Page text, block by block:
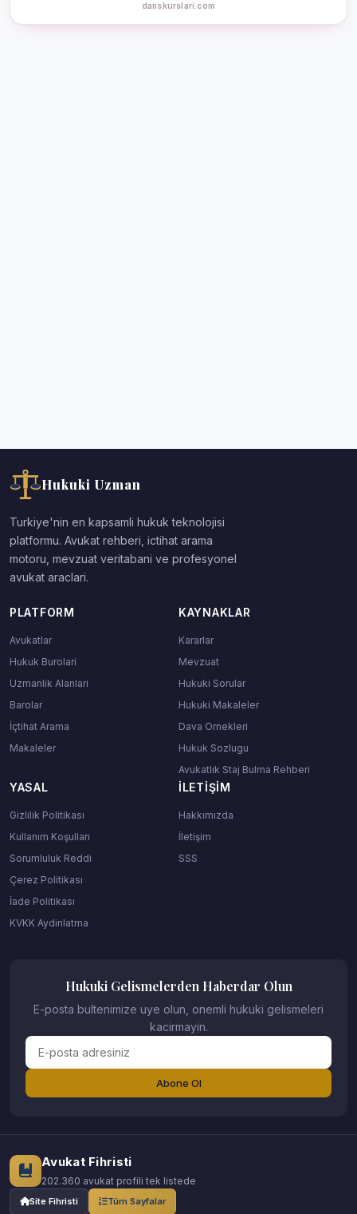
danskurslari.com
Hukuki Uzman
Turkiye'nin en kapsamli hukuk teknolojisi
platformu. Avukat rehberi, ictihat arama
motoru, mevzuat veritabani ve profesyonel
avukat araclari.
PLATFORM
Avukatlar
Hukuk Burolari
Uzmanlik Alanlari
Barolar
İçtihat Arama
Makaleler
KAYNAKLAR
Kararlar
Mevzuat
Hukuki Sorular
Hukuki Makaleler
Dava Ornekleri
Hukuk Sozlugu
Avukatlık Staj Bulma Rehberi
YASAL
Gizlilik Politikası
Kullanım Koşulları
Sorumluluk Reddi
Çerez Politikası
İade Politikası
KVKK Aydinlatma
İLETIŞIM
Hakkımızda
İletişim
SSS
Hukuki Gelismelerden Haberdar Olun
E-posta bultenimize uye olun, onemli hukuki gelismeleri
kacirmayin.
Abone Ol
Avukat Fihristi
202.360 avukat profili tek listede
Site Fihristi Tüm Sayfalar